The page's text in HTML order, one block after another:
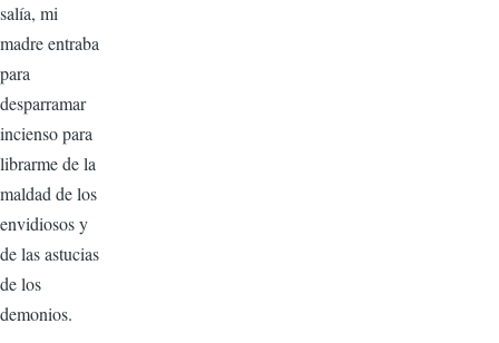
salía, mi
madre entraba
para
desparramar
incienso para
librarme de la
maldad de los
envidiosos y
de las astucias
de los
demonios.